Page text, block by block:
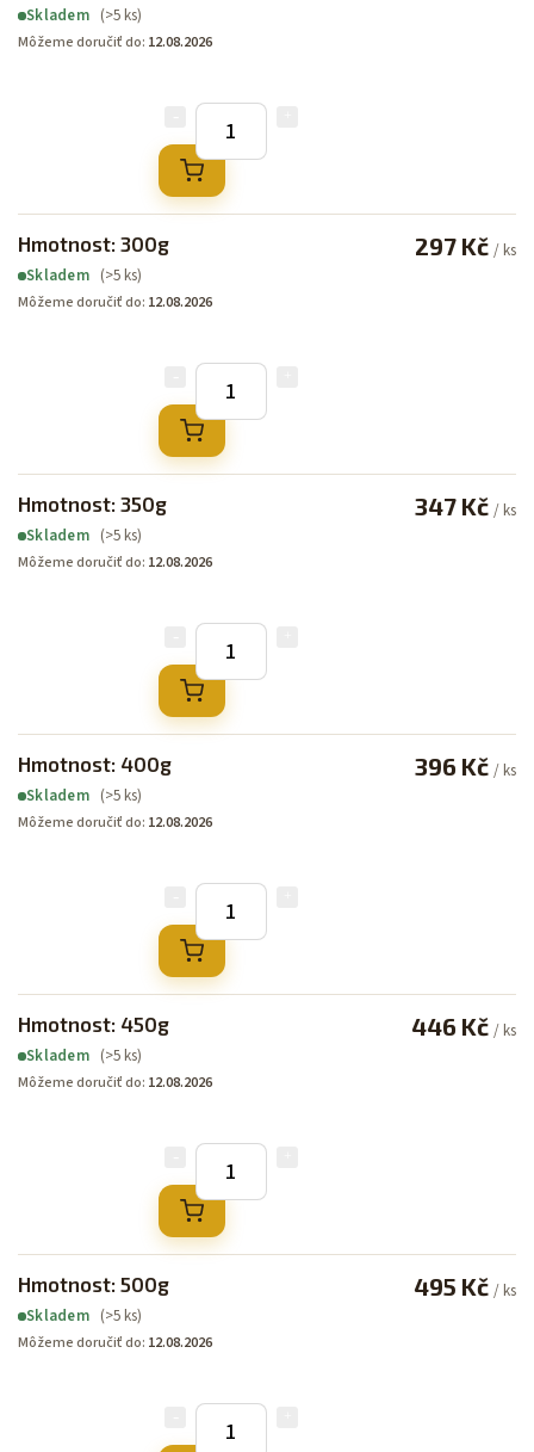
Skladem (>5 ks)
Môžeme doručiť do: 12.08.2026
Hmotnost: 300g
Skladem (>5 ks)
Môžeme doručiť do: 12.08.2026
297 Kč / ks
Hmotnost: 350g
Skladem (>5 ks)
Môžeme doručiť do: 12.08.2026
347 Kč / ks
Hmotnost: 400g
Skladem (>5 ks)
Môžeme doručiť do: 12.08.2026
396 Kč / ks
Hmotnost: 450g
Skladem (>5 ks)
Môžeme doručiť do: 12.08.2026
446 Kč / ks
Hmotnost: 500g
Skladem (>5 ks)
Môžeme doručiť do: 12.08.2026
495 Kč / ks